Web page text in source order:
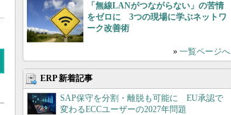
「無線LANがつながらない」の苦情
をゼロに 3つの現場に学ぶネットワ
ーク改善術
» 一覧ページへ
ERP 新着記事
SAP保守を分割・離脱も可能に EU承認で
変わるECCユーザーの2027年問題